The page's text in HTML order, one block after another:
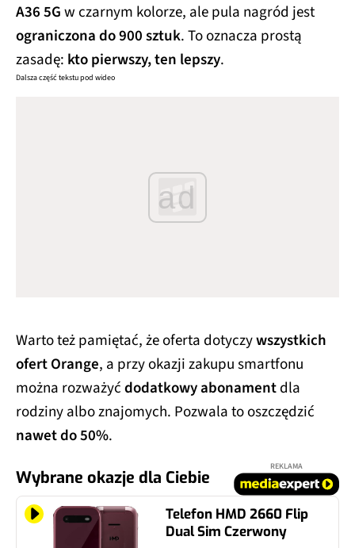
A36 5Gw czarnym kolorze, ale pula nagród jest
ograniczona do 900 sztuk. To oznacza prostą
zasadę: kto pierwszy, ten lepszy.
Dalsza część tekstu pod wideo
ad
Warto też pamiętać, że oferta dotyczywszystkich
ofert Orange, a przy okazji zakupu smartfonu
można rozważyćdodatkowy abonamentdla
rodziny albo znajomych. Pozwala to oszczędzić
nawet do 50%.
Wybrane okazje dla Ciebie
REKLAMA
Telefon HMD 2660 Flip
Dual Sim Czerwony